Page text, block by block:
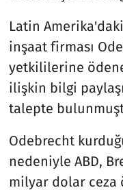
Latin
inşaat firması
yetkililerine
ilişkin bilgi
talepte
Odebrecht
nedeniyle ABD,
milyar dolar ceza